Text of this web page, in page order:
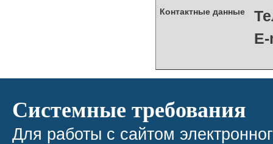
Контактные данные
Системные требования
Для работы с сайтом